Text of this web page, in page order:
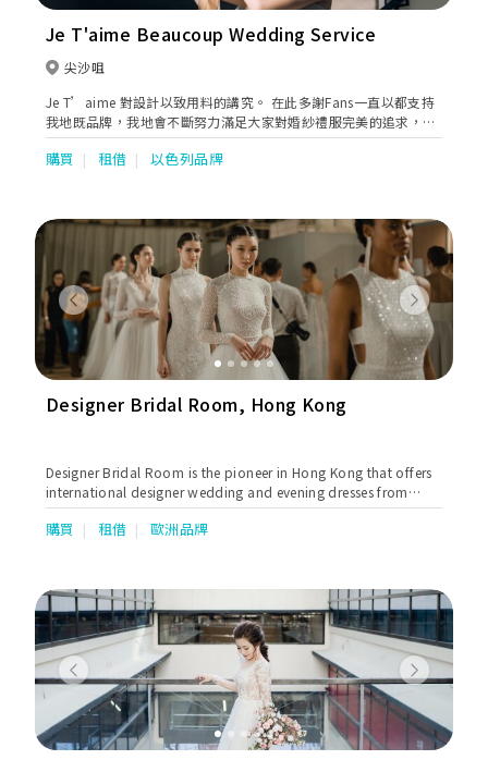
Je T'aime Beaucoup Wedding Service
尖沙咀
Je T’aime 對設計以致用料的講究。 在此多謝Fans一直以都支持
我地既品牌，我地會不斷努力滿足大家對婚紗禮服完美的追求，做
到一夜永恆的設計將最好既款式帶俾大家。​
購買 租借 以色列品牌
Previous Next
Designer Bridal Room, Hong Kong
Designer Bridal Room is the pioneer in Hong Kong that offers
international designer wedding and evening dresses from
world's most prestigious and sought-after names such as
Alessandra Rinaudo, Annasul Y, Atelier Pronovias, Dimitrius
Rosa Clara, Saiid Kobeisy, Soft by Rosa Clara, Tony Ward,
Valentino, Viktor & Rolf and Zuhair Murad.
購買 租借 歐洲品牌
Previous Next